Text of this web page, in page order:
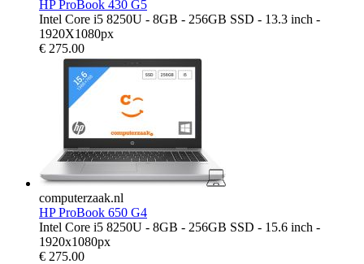
HP ProBook 430 G5
Intel Core i5 8250U - 8GB - 256GB SSD - 13.3 inch -
1920X1080px
€ 275.00
computerzaak.nl
HP ProBook 650 G4
Intel Core i5 8250U - 8GB - 256GB SSD - 15.6 inch -
1920x1080px
€ 275.00